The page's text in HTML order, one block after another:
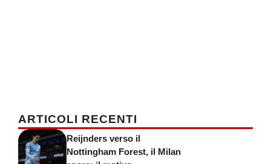
ARTICOLI RECENTI
Reijnders verso il
Nottingham Forest, il Milan